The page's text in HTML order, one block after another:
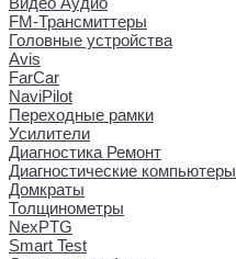
FM-Трансмиттеры
Головные устройства
Avis
FarCar
NaviPilot
Переходные рамки
Усилители
Диагностика Ремонт
Диагностические компьютеры
Домкраты
Толщинометры
NexPTG
Smart Test